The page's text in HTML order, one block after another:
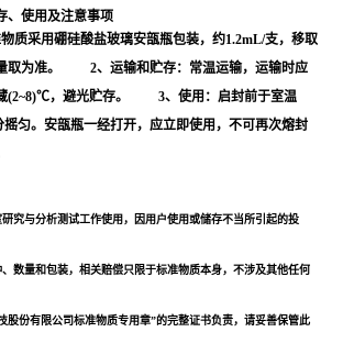
、使用及注意事项
质采用硼硅酸盐玻璃安瓿瓶包装，约1.2mL/支，移取
取为准。 2、运输和贮存：常温运输，运输时应
(2~8)℃，避光贮存。 3、使用：启封前于室温
匀。安瓿瓶一经打开，应立即使用，不可再次熔封
究与分析测试工作使用，因用户使用或储存不当所引起的投
数量和包装，相关赔偿只限于标准物质本身，不涉及其他任何
股份有限公司标准物质专用章”的完整证书负责，请妥善保管此